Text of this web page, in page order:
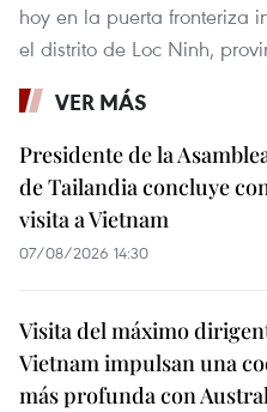
hoy en la puerta fronteriza
el distrito de Loc Ninh,
VER MÁS
Presidente de la
de Tailandia concluye
visita a Vietnam
07/08/2026 14:30
Visita del máximo
Vietnam impulsan una
más profunda con